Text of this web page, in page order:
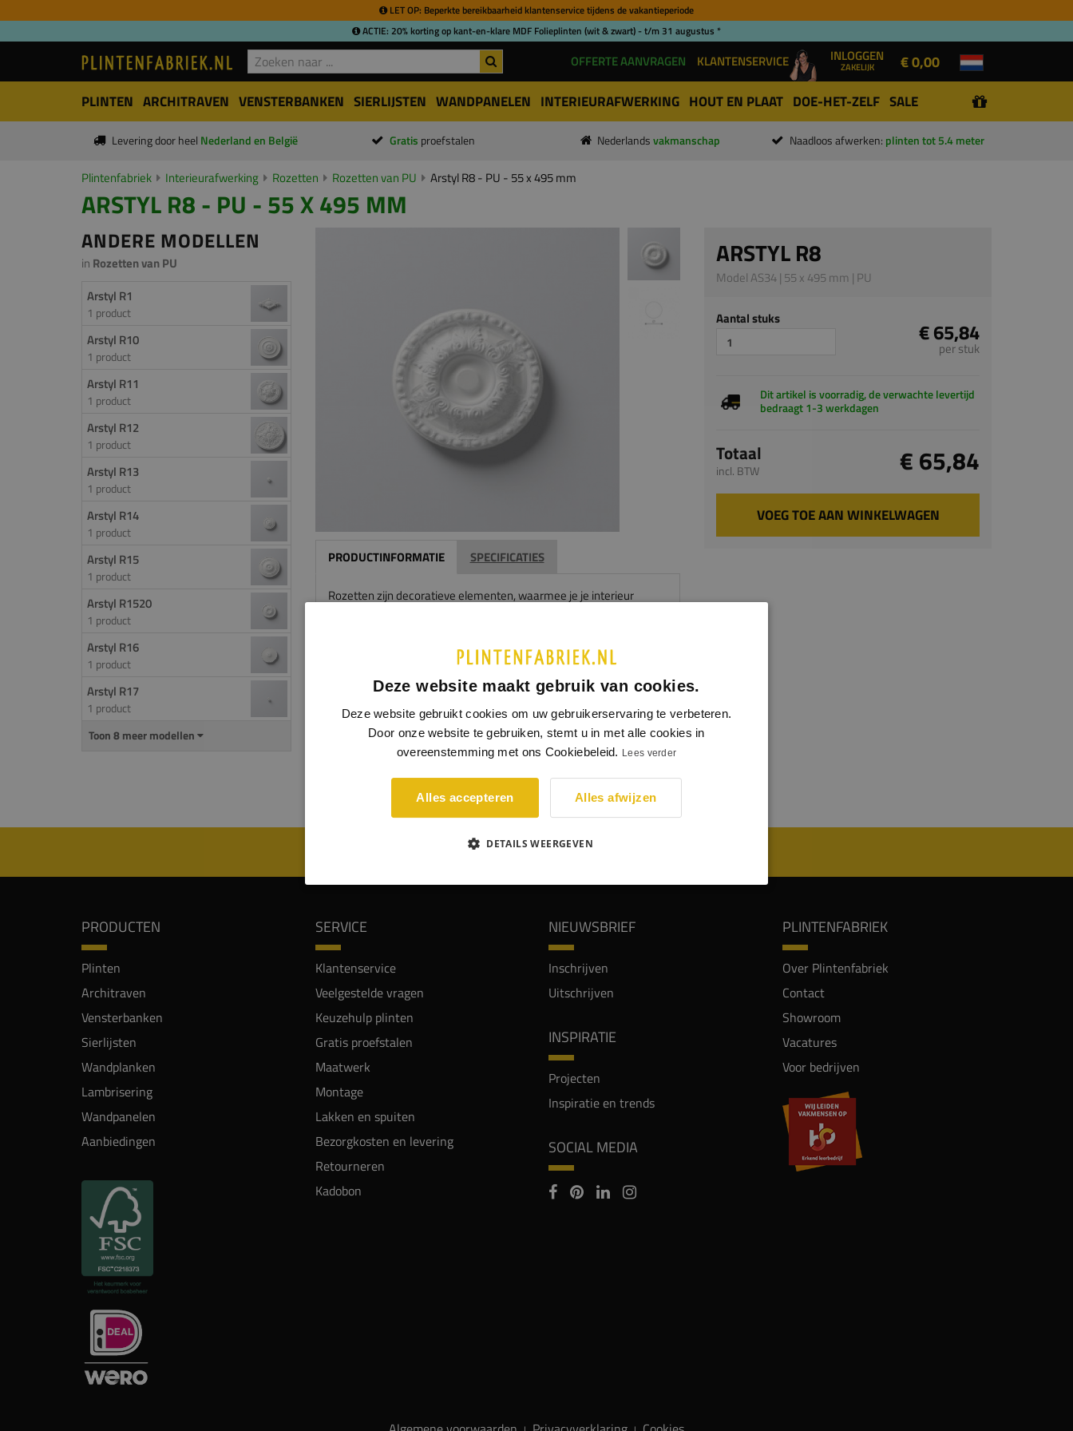
LET OP: Beperkte bereikbaarheid klantenservice tijdens de vakantieperiode
ACTIE: 20% korting op kant-en-klare MDF Folieplinten (wit & zwart) - t/m 31 augustus *
OFFERTE AANVRAGEN KLANTENSERVICE INLOGGEN
ZAKELIJK € 0,00
PLINTEN ARCHITRAVEN VENSTERBANKEN SIERLIJSTEN WANDPANELEN INTERIEURAFWERKING HOUT EN PLAAT DOE-HET-ZELF SALE
Levering door heel Nederland en België Gratis proefstalen Nederlands vakmanschap Naadloos afwerken: plinten tot 5.4 meter
Plintenfabriek Interieurafwerking Rozetten Rozetten van PU Arstyl R8 - PU - 55 x 495 mm
ARSTYL R8 - PU - 55 X 495 MM
ANDERE MODELLEN
in Rozetten van PU
Arstyl R1
1 product
Arstyl R10
1 product
Arstyl R11
1 product
Arstyl R12
1 product
Arstyl R13
1 product
Arstyl R14
1 product
Arstyl R15
1 product
Arstyl R1520
1 product
Arstyl R16
1 product
Arstyl R17
1 product
Toon 8 meer modellen
PRODUCTINFORMATIE SPECIFICATIES
Rozetten zijn decoratieve elementen, waarmee je je interieur
Deze rozet is vervaardigd uit polyurethaan (PU).
Afmetingen:
Ø = 495 mm
ARSTYL R8
Model AS34 | 55 x 495 mm | PU
Aantal stuks € 65,84
per stuk
Dit artikel is voorradig, de verwachte levertijd
bedraagt 1-3 werkdagen
Totaal
incl. BTW € 65,84
VOEG TOE AAN WINKELWAGEN
WIJ WORDEN BEOORDEELD MET EEN 8.8
PRODUCTEN
Plinten
Architraven
Vensterbanken
Sierlijsten
Wandplanken
Lambrisering
Wandpanelen
Aanbiedingen
SERVICE
Klantenservice
Veelgestelde vragen
Keuzehulp plinten
Gratis proefstalen
Maatwerk
Montage
Lakken en spuiten
Bezorgkosten en levering
Retourneren
Kadobon
NIEUWSBRIEF
Inschrijven
Uitschrijven
INSPIRATIE
Projecten
Inspiratie en trends
SOCIAL MEDIA
PLINTENFABRIEK
Over Plintenfabriek
Contact
Showroom
Vacatures
Voor bedrijven
Deze website maakt gebruik van cookies.
Deze website gebruikt cookies om uw gebruikerservaring te verbeteren.
Door onze website te gebruiken, stemt u in met alle cookies in
overeenstemming met ons Cookiebeleid. Lees verder
Alles accepteren Alles afwijzen
DETAILS WEERGEVEN